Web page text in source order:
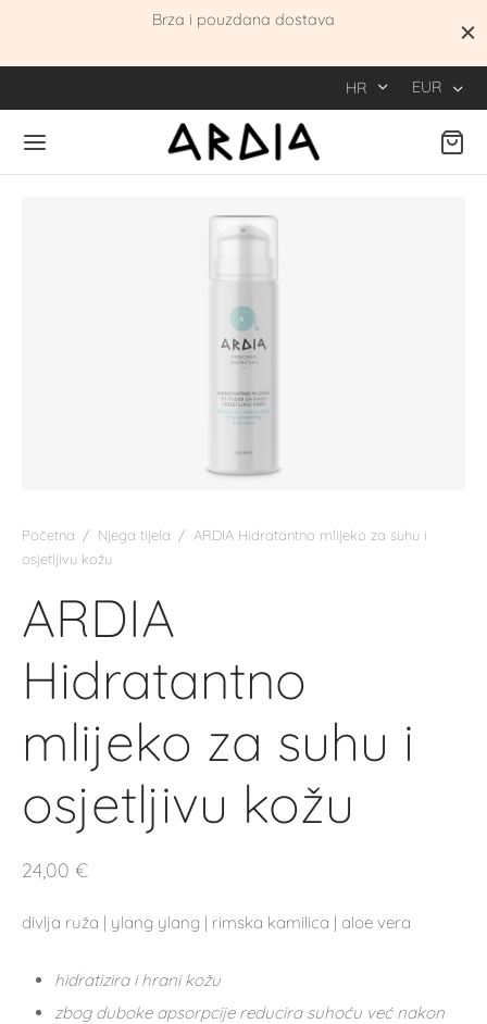
Brza i pouzdana dostava
HR EUR
Početna / Njega tijela / ARDIA Hidratantno mlijeko za suhu i
osjetljivu kožu
ARDIA
Hidratantno
mlijeko za suhu i
osjetljivu kožu
24,00 €
divlja ruža | ylang ylang | rimska kamilica | aloe vera
hidratizira i hrani kožu
zbog duboke apsorpcije reducira suhoću već nakon